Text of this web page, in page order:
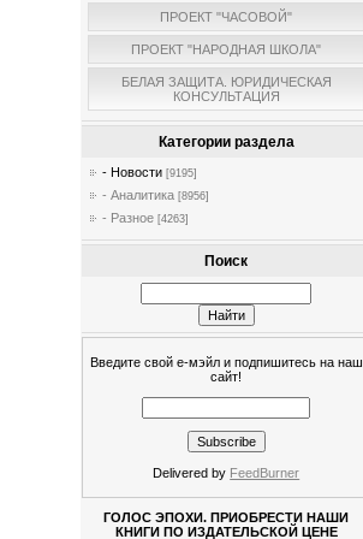
ПРОЕКТ "ЧАСОВОЙ"
ПРОЕКТ "НАРОДНАЯ ШКОЛА"
БЕЛАЯ ЗАЩИТА. ЮРИДИЧЕСКАЯ
КОНСУЛЬТАЦИЯ
Категории раздела
- Новости [9195]
- Аналитика [8956]
- Разное [4263]
Поиск
Введите свой е-мэйл и подпишитесь на наш
сайт!
Delivered by FeedBurner
ГОЛОС ЭПОХИ. ПРИОБРЕСТИ НАШИ
КНИГИ ПО ИЗДАТЕЛЬСКОЙ ЦЕНЕ